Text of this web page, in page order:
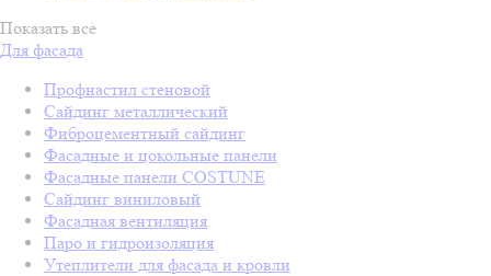
Показать все
Для фасада
Профнастил стеновой
Сайдинг металлический
Фиброцементный сайдинг
Фасадные и цокольные панели
Фасадные панели COSTUNE
Сайдинг виниловый
Фасадная вентиляция
Паро и гидроизоляция
Утеплители для фасада и кровли